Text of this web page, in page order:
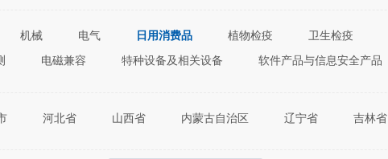
机械 电气 日用消费品 植物检疫 卫生检疫
电磁兼容 特种设备及相关设备 软件产品与信息安全产品
河北省 山西省 内蒙古自治区 辽宁省 吉林省